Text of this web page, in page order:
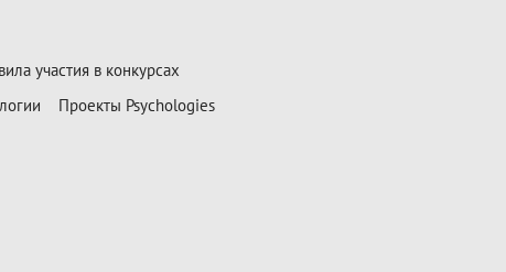
участия в конкурсах
Проекты Psychologies